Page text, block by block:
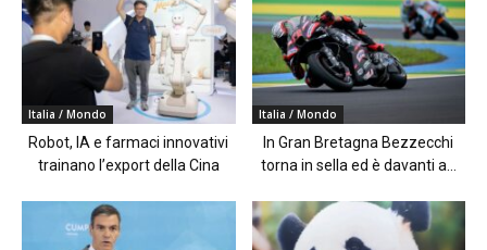
Italia / Mondo
Robot, IA e farmaci innovativi
trainano l’export della Cina
Italia / Mondo
In Gran Bretagna Bezzecchi
torna in sella ed è davanti a...